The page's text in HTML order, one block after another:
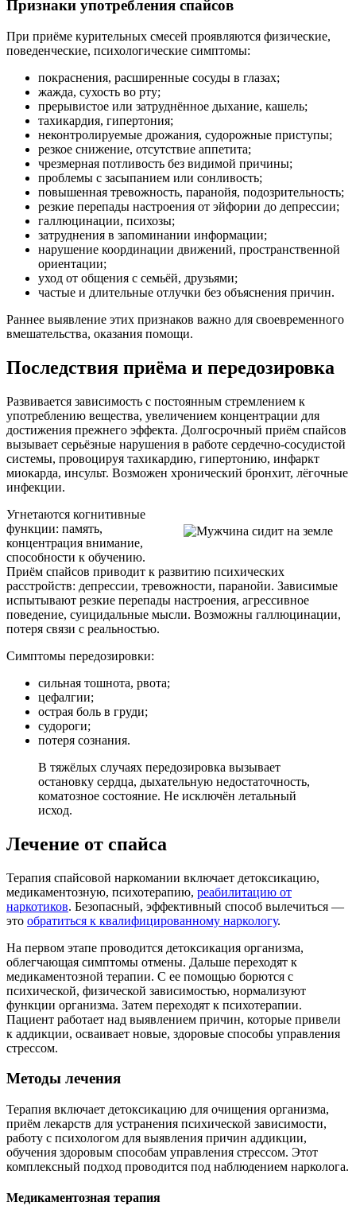
Признаки употребления спайсов
При приёме курительных смесей проявляются физические,
поведенческие, психологические симптомы:
покраснения, расширенные сосуды в глазах;
жажда, сухость во рту;
прерывистое или затруднённое дыхание, кашель;
тахикардия, гипертония;
неконтролируемые дрожания, судорожные приступы;
резкое снижение, отсутствие аппетита;
чрезмерная потливость без видимой причины;
проблемы с засыпанием или сонливость;
повышенная тревожность, паранойя, подозрительность;
резкие перепады настроения от эйфории до депрессии;
галлюцинации, психозы;
затруднения в запоминании информации;
нарушение координации движений, пространственной
ориентации;
уход от общения с семьёй, друзьями;
частые и длительные отлучки без объяснения причин.
Раннее выявление этих признаков важно для своевременного
вмешательства, оказания помощи.
Последствия приёма и передозировка
Развивается зависимость с постоянным стремлением к
употреблению вещества, увеличением концентрации для
достижения прежнего эффекта. Долгосрочный приём спайсов
вызывает серьёзные нарушения в работе сердечно-сосудистой
системы, провоцируя тахикардию, гипертонию, инфаркт
миокарда, инсульт. Возможен хронический бронхит, лёгочные
инфекции.
Угнетаются когнитивные
функции: память,
концентрация внимание,
способности к обучению.
Приём спайсов приводит к развитию психических
расстройств: депрессии, тревожности, паранойи. Зависимые
испытывают резкие перепады настроения, агрессивное
поведение, суицидальные мысли. Возможны галлюцинации,
потеря связи с реальностью.
Симптомы передозировки:
сильная тошнота, рвота;
цефалгии;
острая боль в груди;
судороги;
потеря сознания.
В тяжёлых случаях передозировка вызывает
остановку сердца, дыхательную недостаточность,
коматозное состояние. Не исключён летальный
исход.
Лечение от спайса
Терапия спайсовой наркомании включает детоксикацию,
медикаментозную, психотерапию, реабилитацию от
наркотиков. Безопасный, эффективный способ вылечиться —
это обратиться к квалифицированному наркологу.
На первом этапе проводится детоксикация организма,
облегчающая симптомы отмены. Дальше переходят к
медикаментозной терапии. С ее помощью борются с
психической, физической зависимостью, нормализуют
функции организма. Затем переходят к психотерапии.
Пациент работает над выявлением причин, которые привели
к аддикции, осваивает новые, здоровые способы управления
стрессом.
Методы лечения
Терапия включает детоксикацию для очищения организма,
приём лекарств для устранения психической зависимости,
работу с психологом для выявления причин аддикции,
обучения здоровым способам управления стрессом. Этот
комплексный подход проводится под наблюдением нарколога.
Медикаментозная терапия